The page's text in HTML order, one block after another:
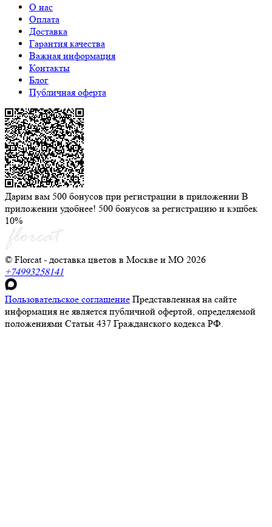
О нас
Оплата
Доставка
Гарантия качества
Важная информация
Контакты
Блог
Публичная оферта
Дарим вам 500 бонусов при регистрации в приложении В
приложении удобнее! 500 бонусов за регистрацию и кэшбек
10%
© Florcat - доставка цветов в Москве и МО 2026
+74993258141
Пользовательское соглашение Представленная на сайте
информация не является публичной офертой, определяемой
положениями Статьи 437 Гражданского кодекса РФ.